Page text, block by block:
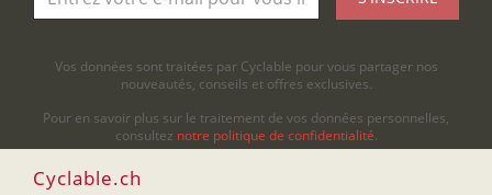
Vos données sont traitées par Cyclable pour vous partager nos
nouveautés, conseils et offres exclusives.
Pour en savoir plus sur le traitement de vos données personnelles,
consultez notre politique de confidentialité.
Cyclable.ch